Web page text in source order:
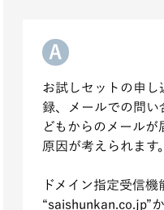
お試しセットの申
録、メールでの問い
どもからのメール
原因が考えられます。
ドメイン指定受信
“saishunkan.co.jp”